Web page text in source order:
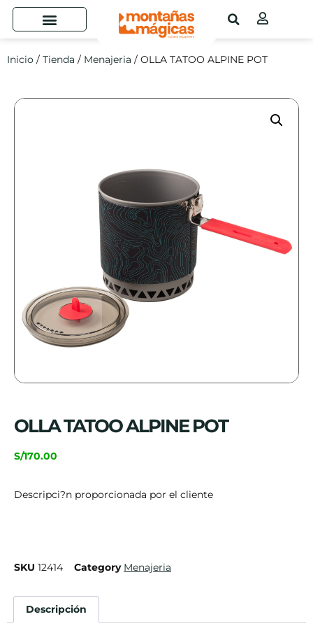
Inicio / Tienda / Menajeria / OLLA TATOO ALPINE POT
OLLA TATOO ALPINE POT
S/170.00
Descripci?n proporcionada por el cliente
SKU 12414 Category Menajeria
Descripción